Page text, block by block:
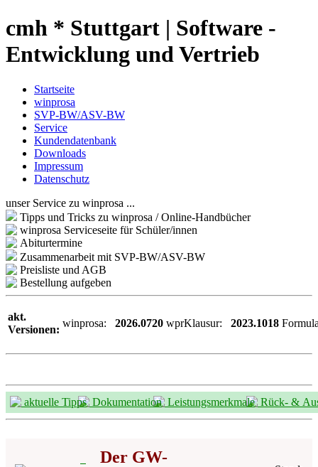
cmh * Stuttgart | Software -
Entwicklung und Vertrieb
Startseite
winprosa
SVP-BW/ASV-BW
Service
Kundendatenbank
Downloads
Impressum
Datenschutz
unser Service zu winprosa ...
Tipps und Tricks zu winprosa / Online-Handbücher
winprosa Serviceseite für Schüler/innen
Abiturtermine
Zusammenarbeit mit SVP-BW/ASV-BW
Preisliste und AGB
Bestellung aufgeben
akt.
Versionen:
winprosa: 2026.0720 wprKlausur: 2023.1018
aktuelle Tipps Dokumentation Leistungsmerkmale Rück- &
Der GW-